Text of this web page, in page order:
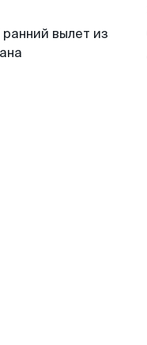
вылет из